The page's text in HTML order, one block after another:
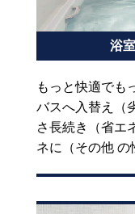
浴
もっと快適でも
バスへ入替え（
さ長続き（省エ
ネに（その他 の